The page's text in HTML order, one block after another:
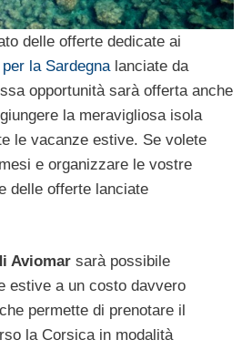
delle offerte dedicate ai
la Sardegna lanciate da
opportunità sarà offerta anche
la meravigliosa isola
le vacanze estive. Se volete
e organizzare le vostre
delle offerte lanciate
Aviomar sarà possibile
estive a un costo davvero
permette di prenotare il
la Corsica in modalità